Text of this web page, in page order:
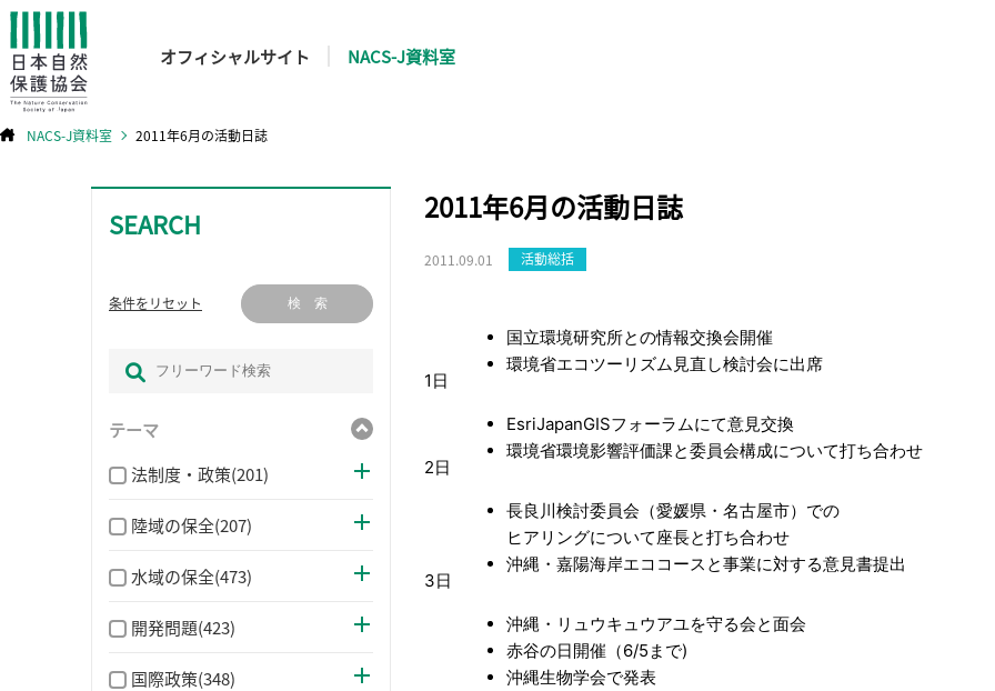
オフィシャルサイト NACS-J資料室
NACS-J資料室 2011年6月の活動日誌
SEARCH
条件をリセット 検 索
テーマ
法制度・政策(201)
陸域の保全(207)
水域の保全(473)
開発問題(423)
国際政策(348)
2011年6月の活動日誌
2011.09.01 活動総括
1日
国立環境研究所との情報交換会開催
環境省エコツーリズム見直し検討会に出席
2日
EsriJapanGISフォーラムにて意見交換
環境省環境影響評価課と委員会構成について打ち合わせ
3日
長良川検討委員会（愛媛県・名古屋市）での
ヒアリングについて座長と打ち合わせ
沖縄・嘉陽海岸エココースと事業に対する意見書提出
沖縄・リュウキュウアユを守る会と面会
赤谷の日開催（6/5まで)
沖縄生物学会で発表